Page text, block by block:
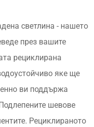
светлина - нашето
през вашите
рециклирана
яке ще
ви поддържа
шевове
Рециклираното